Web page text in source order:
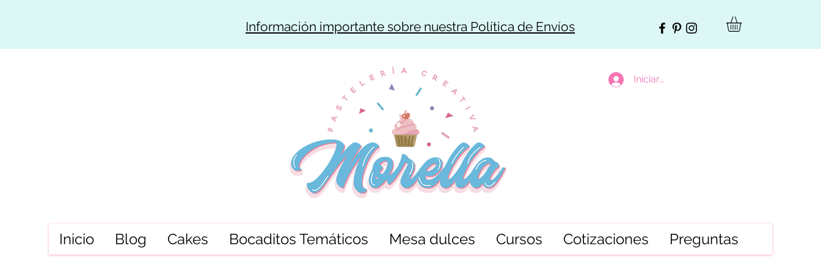
Iniciar sesión
Información importante sobre nuestra Política de Envíos
Inicio Blog Cakes Bocaditos Temáticos Mesa dulces Cursos Cotizaciones Preguntas